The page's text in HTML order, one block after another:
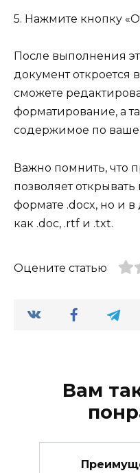
5. Нажмите кнопку
После выполнения
документ откроется
сможете
форматирование, а
содержимое по
Важно помнить, что
позволяет
формате .docx, но и в
как .doc, .rtf и .txt.
Оцените статью
Вам